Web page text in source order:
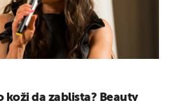
da zablista? Beauty